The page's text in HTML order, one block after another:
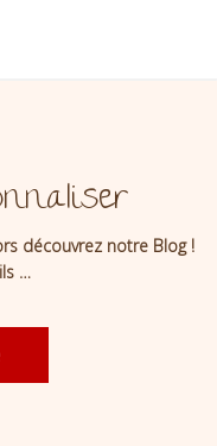
découvrez notre Blog !
…